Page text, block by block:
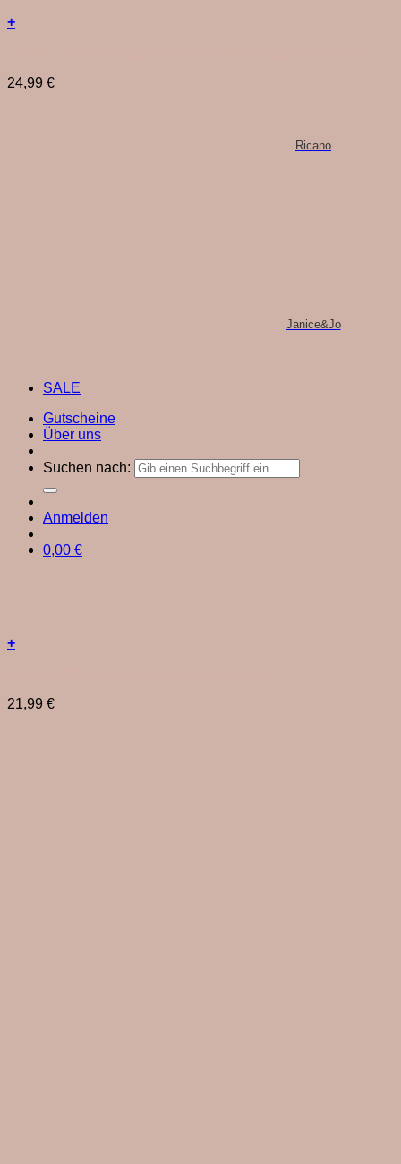
Ricano
Janice&Jo
SALE
Gutscheine
Über uns
Suchen nach:
Anmelden
0,00 €
+
24,99 €
+
21,99 €